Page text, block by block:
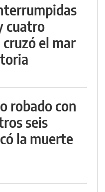
cuatro
el mar
robado con
seis
la muerte